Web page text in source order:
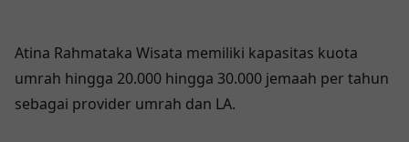
Atina Rahmataka Wisata memiliki kapasitas kuota
umrah hingga 20.000 hingga 30.000 jemaah per tahun
sebagai provider umrah dan LA.